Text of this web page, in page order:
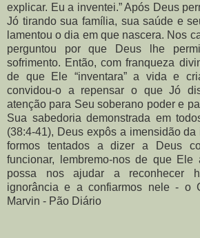
explicar. Eu a inventei.” Após Deus
Jó tirando sua família, sua saúde e
lamentou o dia em que nascera. Nos
perguntou por que Deus lhe
sofrimento. Então, com franqueza
de que Ele “inventara” a vida e
convidou-o a repensar o que Jó
atenção para Seu soberano poder e
Sua sabedoria demonstrada em
(38:4-41), Deus expôs a imensidão
formos tentados a dizer a Deus
funcionar, lembremo-nos de que
possa nos ajudar a reconhecer
ignorância e a confiarmos nele - o
Marvin - Pão Diário